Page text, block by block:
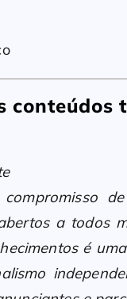
conteúdos
de
a todos
é